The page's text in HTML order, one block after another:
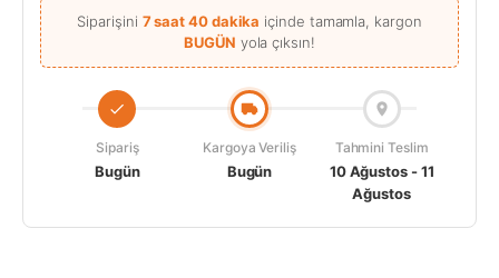
Siparişini 7 saat 40 dakika içinde tamamla, kargon
BUGÜN yola çıksın!
Sipariş
Bugün
Kargoya Veriliş
Bugün
Tahmini Teslim
10 Ağustos - 11
Ağustos